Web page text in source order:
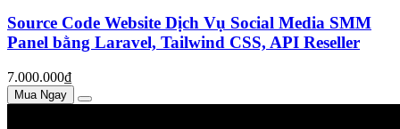
Source Code Website Dịch Vụ Social Media SMM
Panel bằng Laravel, Tailwind CSS, API Reseller
7.000.000₫
Mua Ngay